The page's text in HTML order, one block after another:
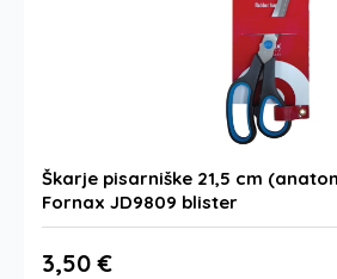
Škarje pisarniške 21,5 cm
Fornax JD9809 blister
3,50 €